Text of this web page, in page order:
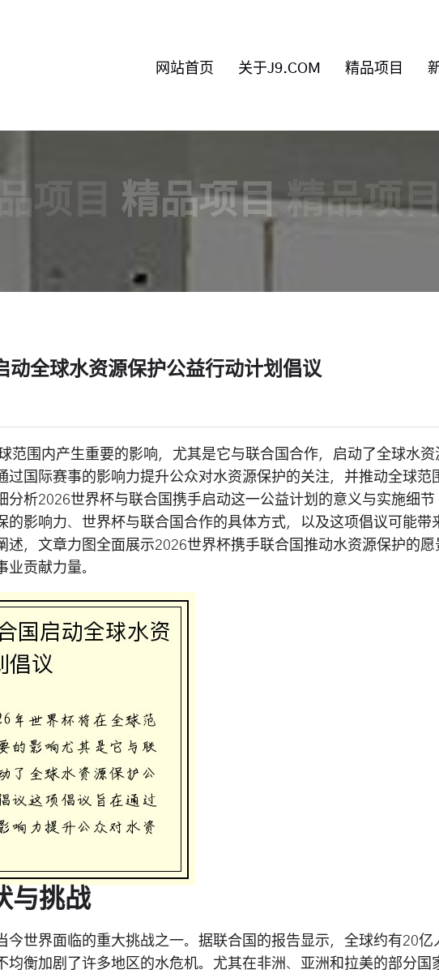
网站首页 关于J9.COM 精品项目
项目 精品项目 精品项
动全球水资源保护公益行动计划倡议
范围内产生重要的影响，尤其是它与联合国合作，启动了全球水资
过国际赛事的影响力提升公众对水资源保护的关注，并推动全球范
分析2026世界杯与联合国携手启动这一公益计划的意义与实施细节
的影响力、世界杯与联合国合作的具体方式，以及这项倡议可能带
述，文章力图全面展示2026世界杯携手联合国推动水资源保护的愿
贡献力量。
与挑战
今世界面临的重大挑战之一。据联合国的报告显示，全球约有20亿
均衡加剧了许多地区的水危机。尤其在非洲、亚洲和拉美的部分国